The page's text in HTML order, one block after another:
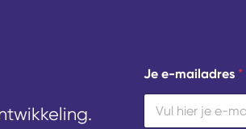
e
-
a
Je e-mailadres *